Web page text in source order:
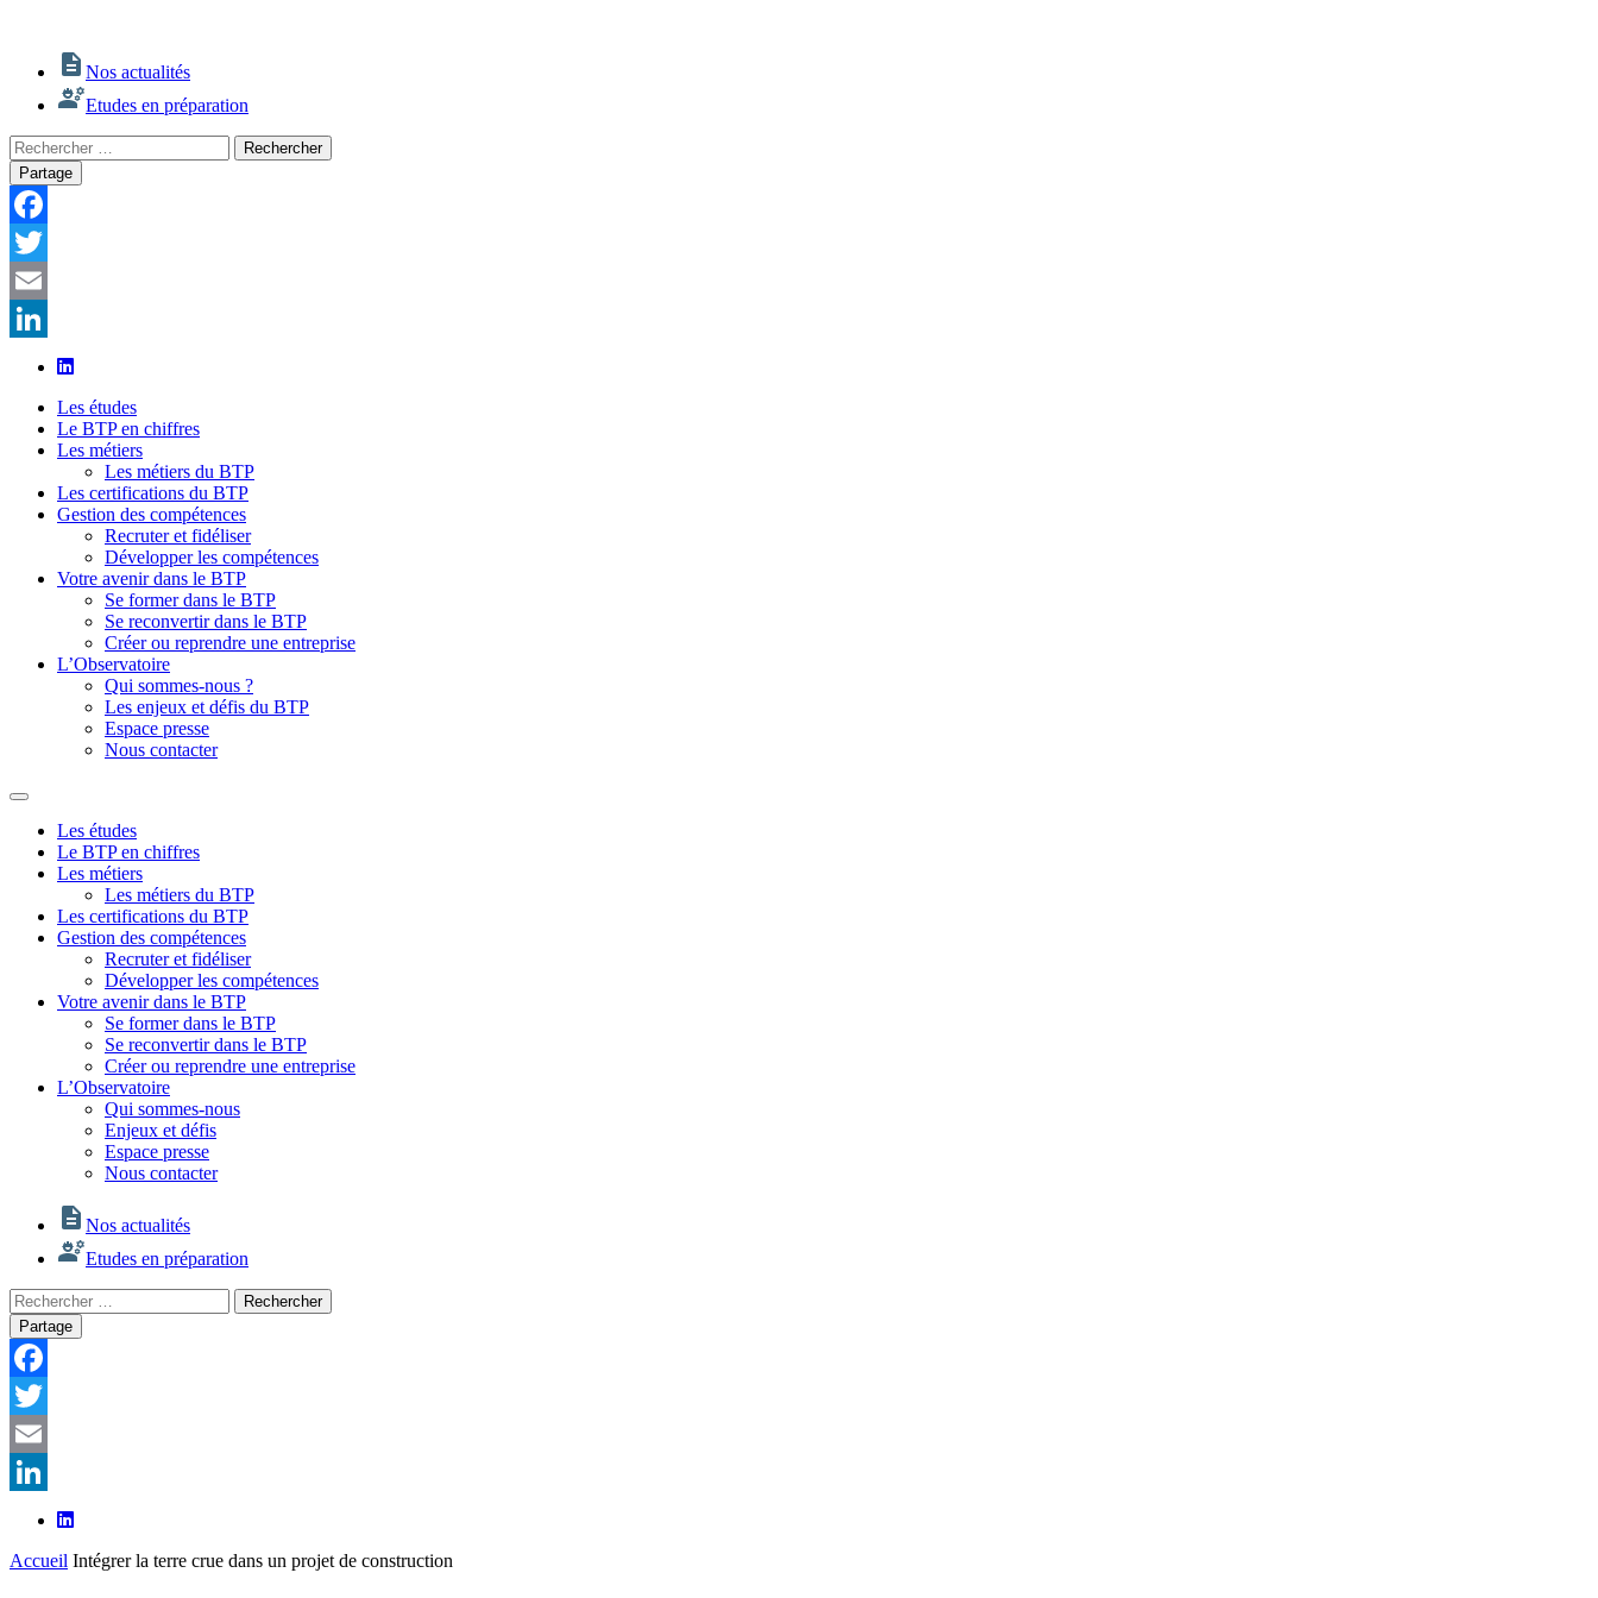
Nos actualités
Etudes en préparation
Rechercher
:
Rechercher
Partage
Facebook
Twitter
Email
LinkedIn
Les études
Le BTP en chiffres
Les métiers
Les métiers du BTP
Les certifications du BTP
Gestion des compétences
Recruter et fidéliser
Développer les compétences
Votre avenir dans le BTP
Se former dans le BTP
Se reconvertir dans le BTP
Créer ou reprendre une entreprise
L’Observatoire
Qui sommes-nous ?
Les enjeux et défis du BTP
Espace presse
Nous contacter
Les études
Le BTP en chiffres
Les métiers
Les métiers du BTP
Les certifications du BTP
Gestion des compétences
Recruter et fidéliser
Développer les compétences
Votre avenir dans le BTP
Se former dans le BTP
Se reconvertir dans le BTP
Créer ou reprendre une entreprise
L’Observatoire
Qui sommes-nous
Enjeux et défis
Espace presse
Nous contacter
Nos actualités
Etudes en préparation
Rechercher
:
Rechercher
Partage
Facebook
Twitter
Email
LinkedIn
Accueil Intégrer la terre crue dans un projet de construction